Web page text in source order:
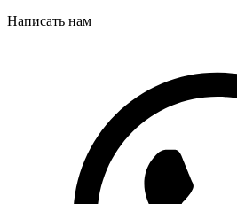
Написать нам